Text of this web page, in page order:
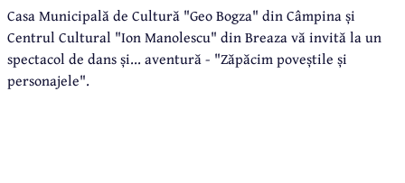
Casa Municipală de Cultură "Geo Bogza" din Câmpina și
Centrul Cultural "Ion Manolescu" din Breaza vă invită la un
spectacol de dans și... aventură - "Zăpăcim poveștile și
personajele".